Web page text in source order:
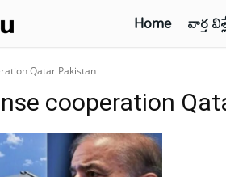
Home వార్త
Qatar Pakistan
cooperation